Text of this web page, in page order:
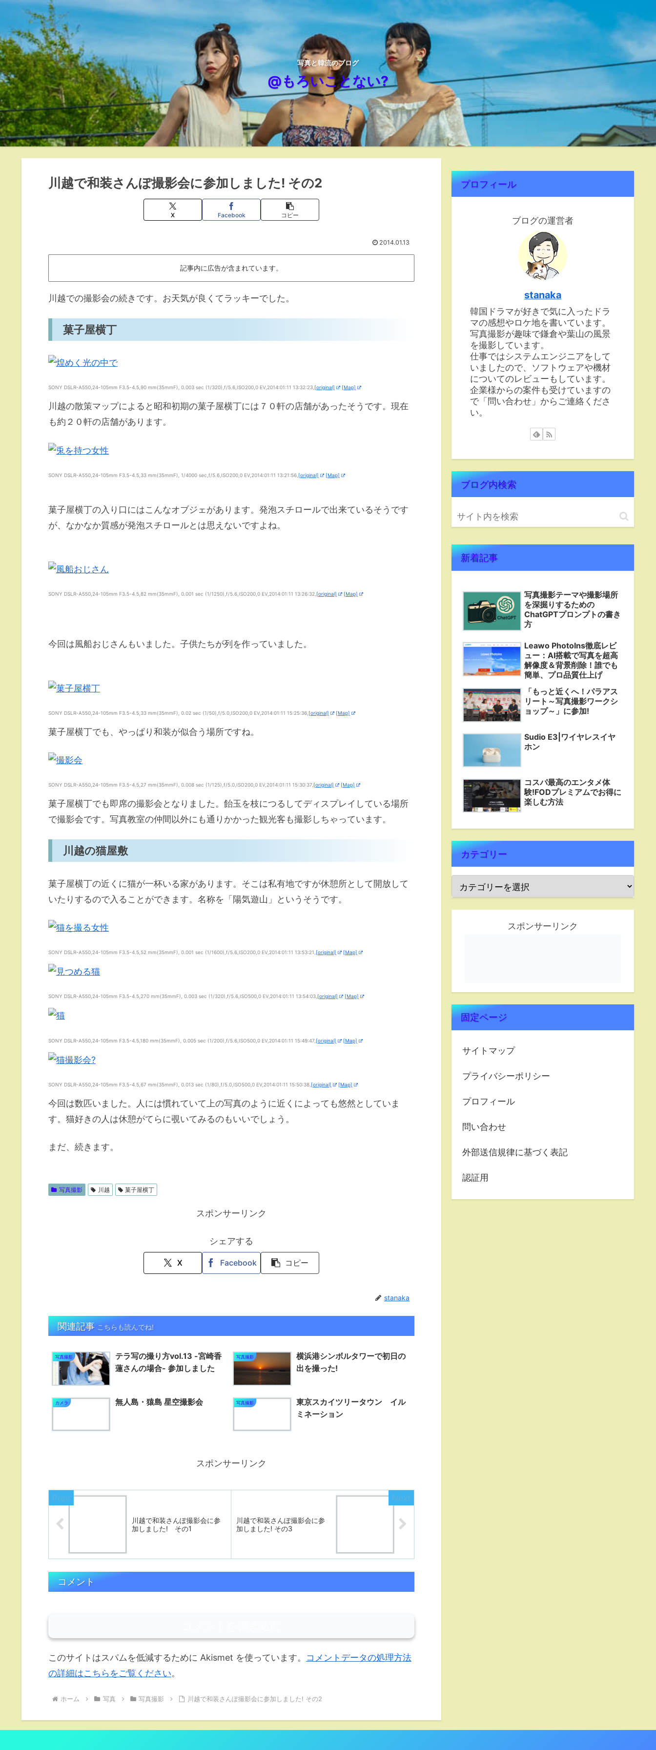
写真と韓流のブログ
@もろいことない?
川越で和装さんぽ撮影会に参加しました! その2
X Facebook コピー
2014.01.13
記事内に広告が含まれています。
川越での撮影会の続きです。お天気が良くてラッキーでした。
菓子屋横丁
SONY DSLR-A550,24-105mm F3.5-4.5,90 mm(35mmF), 0.003 sec (1/320),f/5.6,ISO200,0 EV,2014:01:11 13:32:23, [original] [Map]
川越の散策マップによると昭和初期の菓子屋横丁には７０軒の店舗があったそうです。現在
も約２０軒の店舗があります。
SONY DSLR-A550,24-105mm F3.5-4.5,33 mm(35mmF), 1/4000 sec,f/5.6,ISO200,0 EV,2014:01:11 13:21:56, [original] [Map]
菓子屋横丁の入り口にはこんなオブジェがあります。発泡スチロールで出来ているそうです
が、なかなか質感が発泡スチロールとは思えないですよね。
SONY DSLR-A550,24-105mm F3.5-4.5,82 mm(35mmF), 0.001 sec (1/1250),f/5.6,ISO200,0 EV,2014:01:11 13:26:32, [original] [Map]
今回は風船おじさんもいました。子供たちが列を作っていました。
SONY DSLR-A550,24-105mm F3.5-4.5,33 mm(35mmF), 0.02 sec (1/50),f/5.0,ISO200,0 EV,2014:01:11 15:25:36, [original] [Map]
菓子屋横丁でも、やっぱり和装が似合う場所ですね。
SONY DSLR-A550,24-105mm F3.5-4.5,27 mm(35mmF), 0.008 sec (1/125),f/5.0,ISO200,0 EV,2014:01:11 15:30:37, [original] [Map]
菓子屋横丁でも即席の撮影会となりました。飴玉を枝につるしてディスプレイしている場所
で撮影会です。写真教室の仲間以外にも通りかかった観光客も撮影しちゃっています。
川越の猫屋敷
菓子屋横丁の近くに猫が一杯いる家があります。そこは私有地ですが休憩所として開放して
いたりするので入ることができます。名称を「陽気遊山」というそうです。
SONY DSLR-A550,24-105mm F3.5-4.5,52 mm(35mmF), 0.001 sec (1/1600),f/5.6,ISO200,0 EV,2014:01:11 13:53:21, [original] [Map]
SONY DSLR-A550,24-105mm F3.5-4.5,270 mm(35mmF), 0.003 sec (1/320),f/5.6,ISO500,0 EV,2014:01:11 13:54:03, [original] [Map]
SONY DSLR-A550,24-105mm F3.5-4.5,180 mm(35mmF), 0.005 sec (1/200),f/5.6,ISO500,0 EV,2014:01:11 15:49:47, [original] [Map]
SONY DSLR-A550,24-105mm F3.5-4.5,67 mm(35mmF), 0.013 sec (1/80),f/5.0,ISO500,0 EV,2014:01:11 15:50:38, [original] [Map]
今回は数匹いました。人には慣れていて上の写真のように近くによっても悠然としていま
す。猫好きの人は休憩がてらに覗いてみるのもいいでしょう。
まだ、続きます。
写真撮影 川越 菓子屋横丁
スポンサーリンク
シェアする
X Facebook コピー
stanaka
関連記事 こちらも読んでね!
写真撮影
テラ写の撮り方vol.13 -宮崎香
蓮さんの場合- 参加しました
写真撮影
横浜港シンボルタワーで初日の
出を撮った!
カメラ 無人島・猿島 星空撮影会 写真撮影
東京スカイツリータウン イル
ミネーション
スポンサーリンク
川越で和装さんぽ撮影会に参
加しました! その1
川越で和装さんぽ撮影会に参
加しました! その3
コメント
このサイトはスパムを低減するために Akismet を使っています。 コメントデータの処理方法
の詳細はこちらをご覧ください。
ホーム 写真 写真撮影 川越で和装さんぽ撮影会に参加しました! その2
プロフィール
ブログの運営者
stanaka
韓国ドラマが好きで気に入ったドラ
マの感想やロケ地を書いています。
写真撮影が趣味で鎌倉や葉山の風景
を撮影しています。
仕事ではシステムエンジニアをして
いましたので、ソフトウェアや機材
についてのレビューもしています。
企業様からの案件も受けていますの
で「問い合わせ」からご連絡くださ
い。
ブログ内検索
新着記事
写真撮影テーマや撮影場所
を深掘りするための
ChatGPTプロンプトの書き
方
Leawo PhotoIns徹底レビ
ュー：AI搭載で写真を超高
解像度＆背景削除！誰でも
簡単、プロ品質仕上げ
「もっと近くへ！パラアス
リート～写真撮影ワークシ
ョップ～」に参加!
Sudio E3|ワイヤレスイヤ
ホン
コスパ最高のエンタメ体
験!FODプレミアムでお得に
楽しむ方法
カテゴリー
スポンサーリンク
固定ページ
サイトマップ
プライバシーポリシー
プロフィール
問い合わせ
外部送信規律に基づく表記
認証用